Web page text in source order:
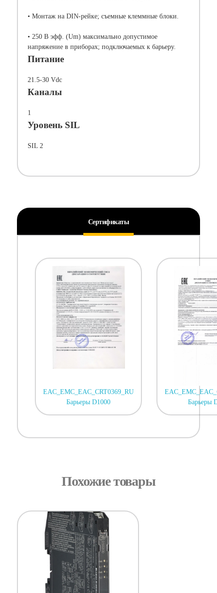
• Монтаж на DIN-рейке; съемные клеммные блоки.
• 250 В эфф. (Um) максимально допустимое
напряжение в приборах; подключаемых к барьеру.
Питание
21.5-30 Vdc
Каналы
1
Уровень SIL
SIL 2
Сертификаты
EAC_EMC_EAC_CRT0369_RU
Барьеры D1000
Барьеры
Похожие товары